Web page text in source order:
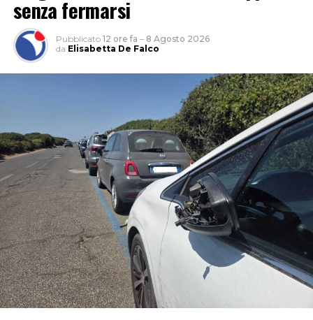
senza fermarsi
Pubblicato 12 ore fa – 8 Agosto 2026
da Elisabetta De Falco